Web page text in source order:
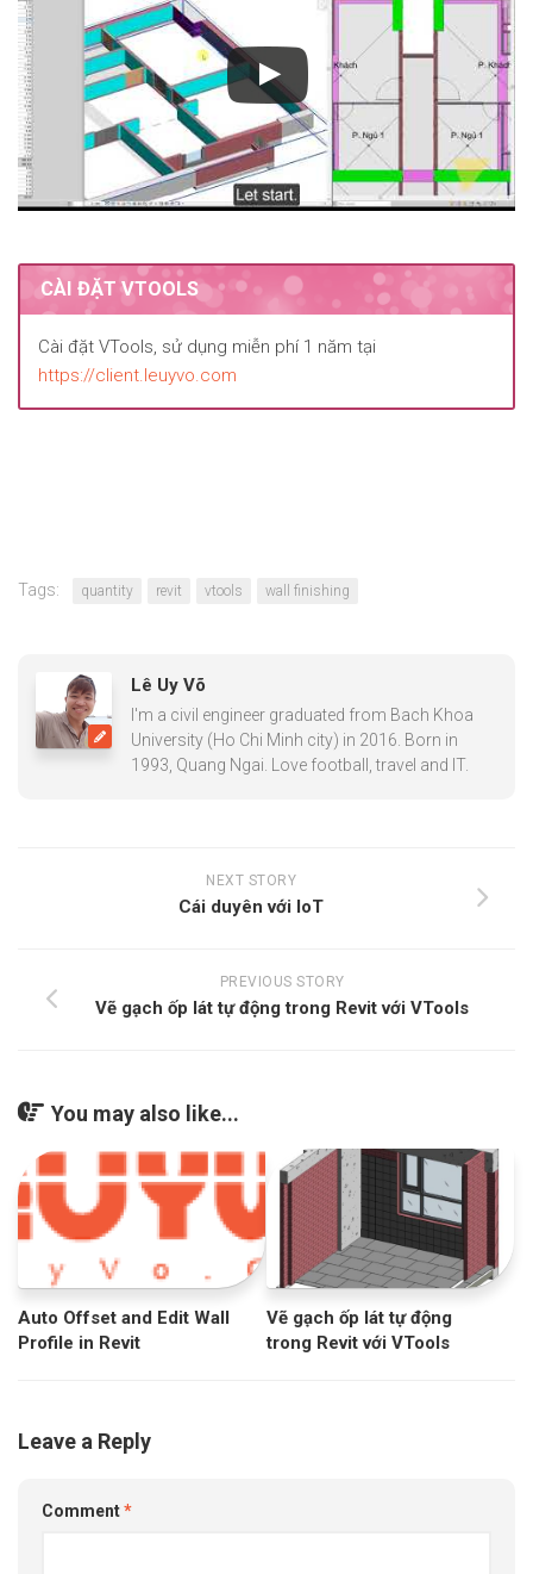
CÀI ĐẶT VTOOLS
Cài đặt VTools, sử dụng miễn phí 1 năm tại
https://client.leuyvo.com
Tags: quantity revit vtools wall finishing
Lê Uy Võ
I'm a civil engineer graduated from Bach Khoa
University (Ho Chi Minh city) in 2016. Born in
1993, Quang Ngai. Love football, travel and IT.
NEXT STORY
Cái duyên với IoT
PREVIOUS STORY
Vẽ gạch ốp lát tự động trong Revit với VTools
You may also like...
Auto Offset and Edit Wall
Profile in Revit
Vẽ gạch ốp lát tự động
trong Revit với VTools
Leave a Reply
Comment*